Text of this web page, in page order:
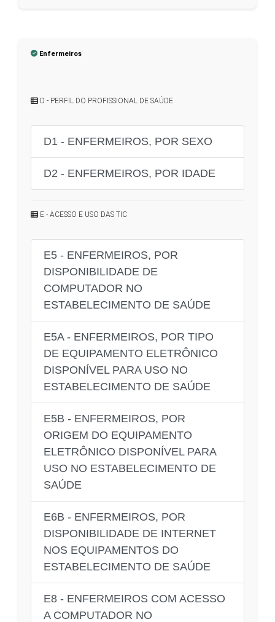
Enfermeiros
D - PERFIL DO PROFISSIONAL DE SAÚDE
D1 - ENFERMEIROS, POR SEXO
D2 - ENFERMEIROS, POR IDADE
E - ACESSO E USO DAS TIC
E5 - ENFERMEIROS, POR
DISPONIBILIDADE DE
COMPUTADOR NO
ESTABELECIMENTO DE SAÚDE
E5A - ENFERMEIROS, POR TIPO
DE EQUIPAMENTO ELETRÔNICO
DISPONÍVEL PARA USO NO
ESTABELECIMENTO DE SAÚDE
E5B - ENFERMEIROS, POR
ORIGEM DO EQUIPAMENTO
ELETRÔNICO DISPONÍVEL PARA
USO NO ESTABELECIMENTO DE
SAÚDE
E6B - ENFERMEIROS, POR
DISPONIBILIDADE DE INTERNET
NOS EQUIPAMENTOS DO
ESTABELECIMENTO DE SAÚDE
E8 - ENFERMEIROS COM ACESSO
A COMPUTADOR NO